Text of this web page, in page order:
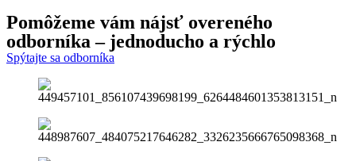
Pomôžeme vám nájsť overeného
odborníka– jednoducho a rýchlo
Spýtajte sa odborníka